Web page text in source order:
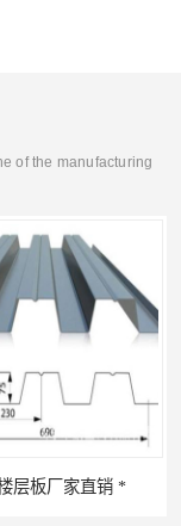
of the manufacturing